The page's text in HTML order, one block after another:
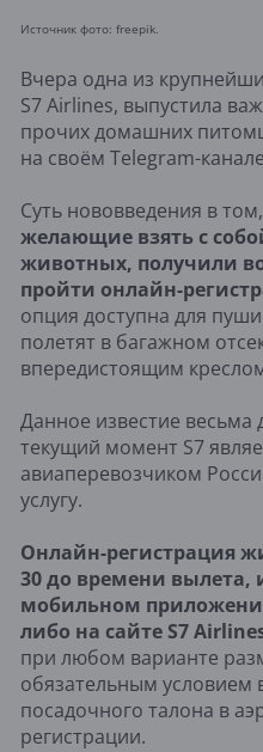
Источник фото: freepik.
Вчера одна из
S7 Airlines, выпустила
прочих домашних
на своём Telegram-
Суть нововведения в
желающие взять с
животных, получили
пройти онлайн-
опция доступна для
полетят в багажном
впередистоящим
Данное известие весьма
текущий момент S7
авиаперевозчиком
услугу.
Онлайн-регистрация
30 до времени вылета,
мобильном
либо на сайте S7
при любом варианте
обязательным условием
посадочного талона в
регистрации.